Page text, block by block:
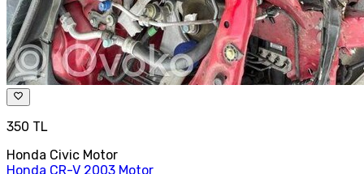
350 TL
Honda Civic Motor
Honda CR-V 2003 Motor